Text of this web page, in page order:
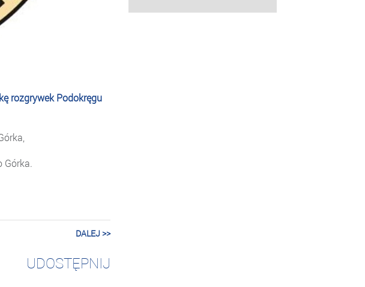
rozgrywek Podokręgu
Górka.
DALEJ >>
UDOSTĘPNIJ